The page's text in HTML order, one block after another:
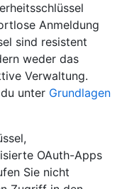
Anmeldung
sind resistent
weder das
Verwaltung.
unter Grundlagen
OAuth-Apps
Sie nicht